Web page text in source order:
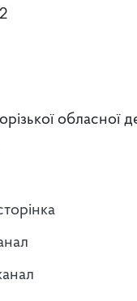
обласної